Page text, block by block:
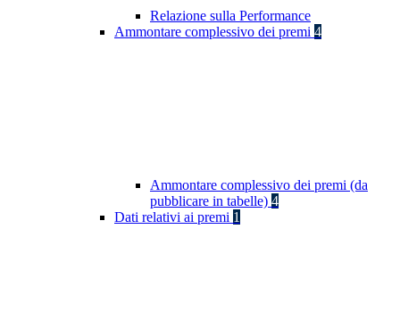
Relazione sulla Performance
Ammontare complessivo dei premi 4
Ammontare complessivo dei premi (da
pubblicare in tabelle) 4
Dati relativi ai premi 1